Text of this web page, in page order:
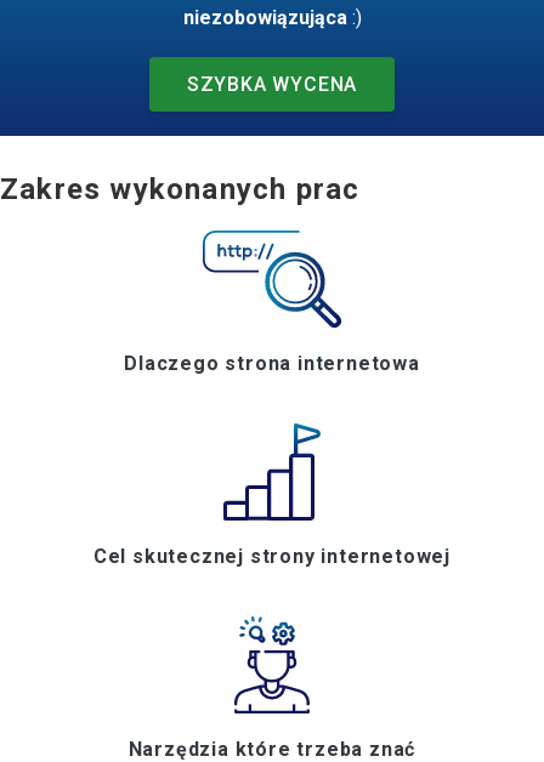
niezobowiązująca:)
SZYBKA WYCENA
Zakres wykonanych prac
Dlaczego strona internetowa
Cel skutecznej strony internetowej
Narzędzia które trzeba znać